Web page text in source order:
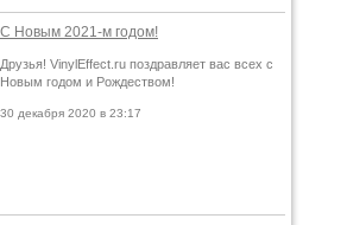
С Новым 2021-м годом!
Друзья! VinylEffect.ru поздравляет вас всех с
Новым годом и Рождеством!
30 декабря 2020 в 23:17